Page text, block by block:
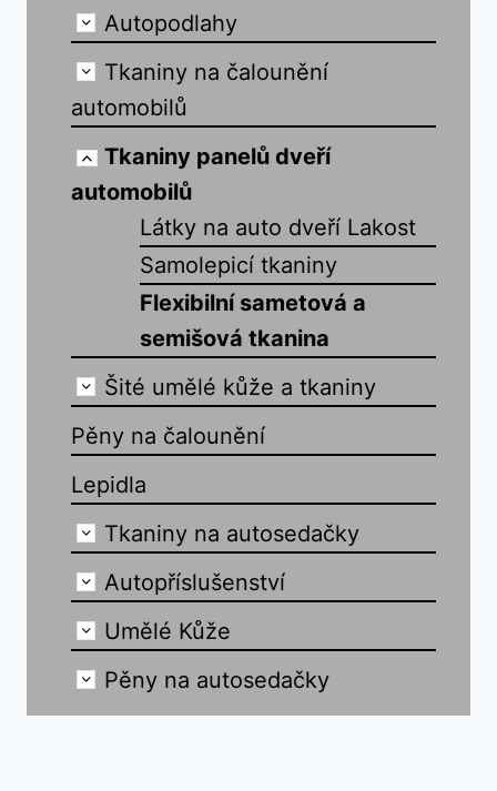
Autopodlahy
Tkaniny na čalounění
automobilů
Tkaniny panelů dveří
automobilů
Látky na auto dveří Lakost
Samolepicí tkaniny
Flexibilní sametová a
semišová tkanina
Šité umělé kůže a tkaniny
Pěny na čalounění
Lepidla
Tkaniny na autosedačky
Autopříslušenství
Umělé Kůže
Pěny na autosedačky